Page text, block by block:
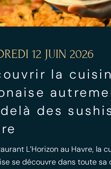
12 JUIN 2026
la
des
L’Horizon au Havre, la
se découvre dans toute sa